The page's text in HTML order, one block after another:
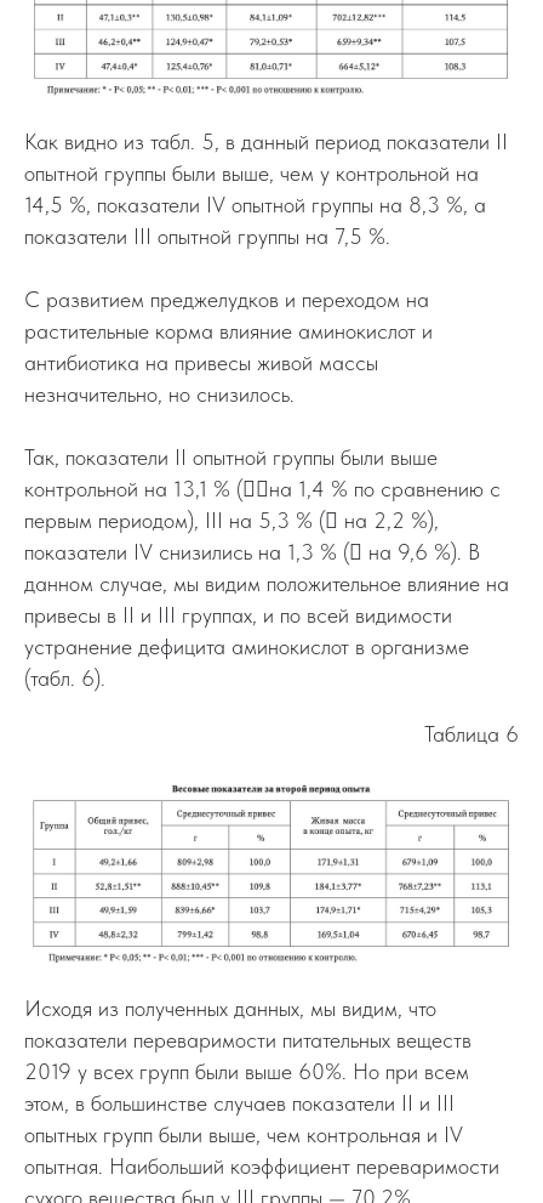
Как видно из табл. 5, в данный период показатели II
опытной группы были выше, чем у контрольной на
14,5 %, показатели IV опытной группы на 8,3 %, а
показатели III опытной группы на 7,5 %.
С развитием преджелудков и переходом на
растительные корма влияние аминокислот и
антибиотика на привесы живой массы
незначительно, но снизилось.
Так, показатели II опытной группы были выше
контрольной на 13,1 % (на 1,4 % по сравнению с
первым периодом), III на 5,3 % ( на 2,2 %),
показатели IV снизились на 1,3 % ( на 9,6 %). В
данном случае, мы видим положительное влияние на
привесы в II и III группах, и по всей видимости
устранение дефицита аминокислот в организме
(табл. 6).
Таблица 6
Исходя из полученных данных, мы видим, что
показатели переваримости питательных веществ
2019 у всех групп были выше 60%. Но при всем
этом, в большинстве случаев показатели II и III
опытных групп были выше, чем контрольная и IV
опытная. Наибольший коэффициент переваримости